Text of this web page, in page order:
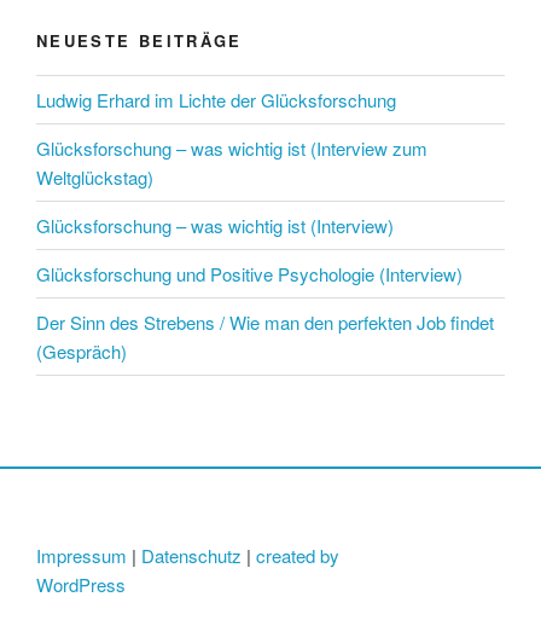
NEUESTE BEITRÄGE
Ludwig Erhard im Lichte der Glücksforschung
Glücksforschung – was wichtig ist (Interview zum
Weltglückstag)
Glücksforschung – was wichtig ist (Interview)
Glücksforschung und Positive Psychologie (Interview)
Der Sinn des Strebens / Wie man den perfekten Job findet
(Gespräch)
Impressum | Datenschutz | created by
WordPress